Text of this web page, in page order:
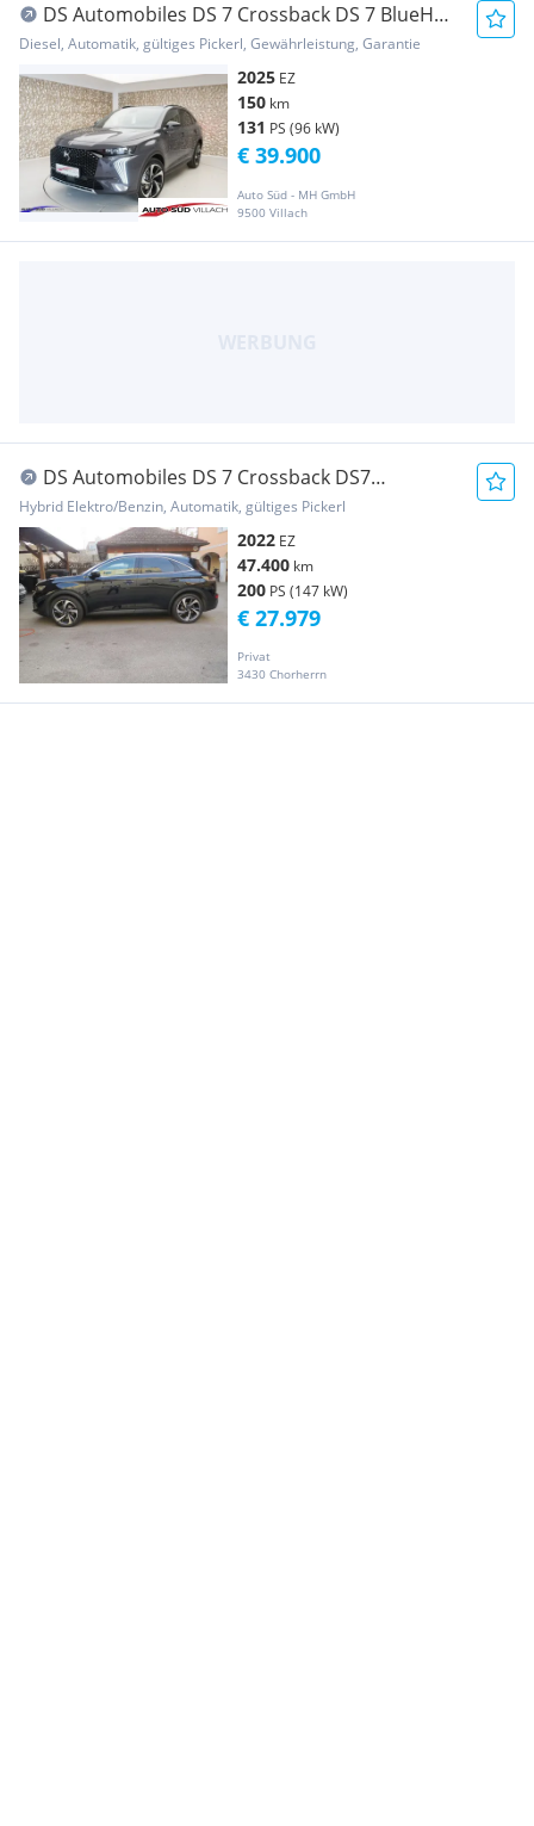
DS Automobiles DS 7 Crossback DS 7 BlueHDi
130 ETOILE
Diesel, Automatik, gültiges Pickerl, Gewährleistung, Garantie
2025 EZ
150 km
131 PS (96 kW)
Auto Süd - MH GmbH
9500 Villach
€ 39.900
DS Automobiles DS 7 Crossback DS7
Crossback E-Tense 300 PHEV 4x4 Rivoli Aut.
Hybrid Elektro/Benzin, Automatik, gültiges Pickerl
2022 EZ
47.400 km
200 PS (147 kW)
Privat
3430 Chorherrn
€ 27.979